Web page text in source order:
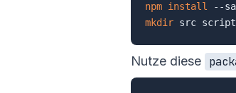
npm install
mkdir
Nutze diese